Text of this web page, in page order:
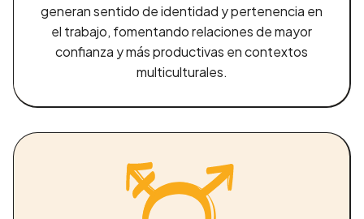
generan sentido de identidad y pertenencia en
el trabajo, fomentando relaciones de mayor
confianza y más productivas en contextos
multiculturales.